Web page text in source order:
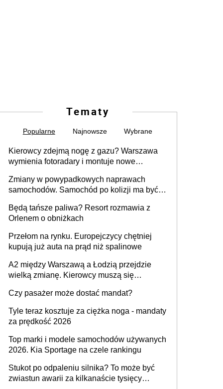
Tematy
Popularne Najnowsze Wybrane
Kierowcy zdejmą nogę z gazu? Warszawa
wymienia fotoradary i montuje nowe
Zmiany w powypadkowych naprawach
samochodów. Samochód po kolizji ma być
technologią producenta
Będą tańsze paliwa? Resort rozmawia z
Orlenem o obniżkach
Przełom na rynku. Europejczycy chętniej
kupują już auta na prąd niż spalinowe
A2 między Warszawą a Łodzią przejdzie
wielką zmianę. Kierowcy muszą się
Czy pasażer może dostać mandat?
Tyle teraz kosztuje za ciężka noga - mandaty
za prędkość 2026
Top marki i modele samochodów używanych
2026. Kia Sportage na czele rankingu
Stukot po odpaleniu silnika? To może być
zwiastun awarii za kilkanaście tysięcy